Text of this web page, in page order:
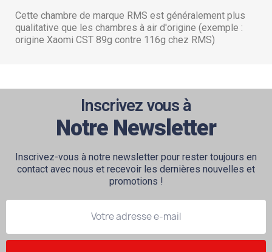
Cette chambre de marque RMS est généralement plus
qualitative que les chambres à air d'origine (exemple :
origine Xaomi CST 89g contre 116g chez RMS)
Inscrivez vous à
Notre Newsletter
Inscrivez-vous à notre newsletter pour rester toujours en
contact avec nous et recevoir les dernières nouvelles et
promotions !